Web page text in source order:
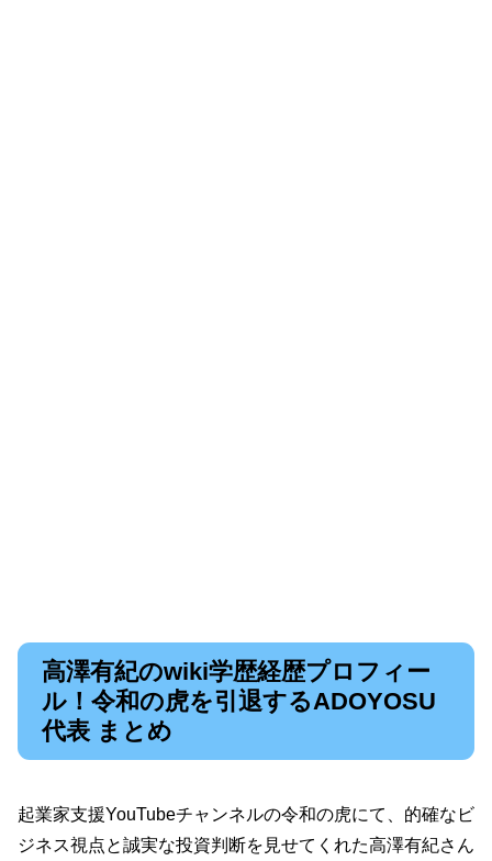
高澤有紀のwiki学歴経歴プロフィー
ル！令和の虎を引退するADOYOSU
代表 まとめ
起業家支援YouTubeチャンネルの令和の虎にて、的確なビ
ジネス視点と誠実な投資判断を見せてくれた高澤有紀さん